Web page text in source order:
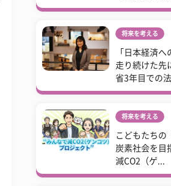
将来を考える
「日本経済へ
走り続けた先
省3年目での法
将来を考える
こどもたちの
炭素社会を目
減CO2（ゲ...